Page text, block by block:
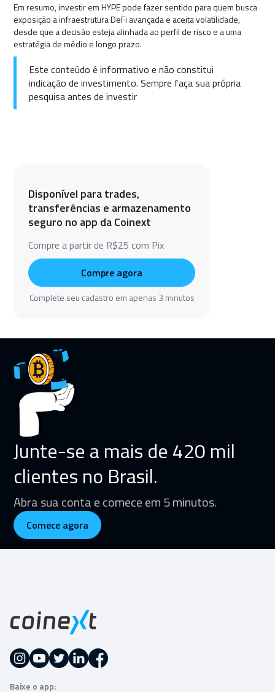
Em resumo, investir em HYPE pode fazer sentido para quem busca
exposição a infraestrutura DeFi avançada e aceita volatilidade,
desde que a decisão esteja alinhada ao perfil de risco e a uma
estratégia de médio e longo prazo.
Este conteúdo é informativo e não constitui
indicação de investimento. Sempre faça sua própria
pesquisa antes de investir
Disponível para trades,
transferências e armazenamento
seguro no app da Coinext
Compre a partir de R$25 com Pix
Compre agora
Complete seu cadastro em apenas 3 minutos
Junte-se a mais de 420 mil
clientes no Brasil.
Abra sua conta e comece em 5 minutos.
Comece agora
Baixe o app: